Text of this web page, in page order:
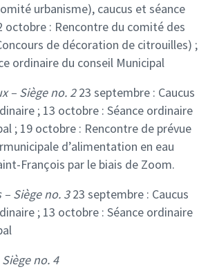
urbanisme), caucus et séance
octobre : Rencontre du comité des
de décoration de citrouilles) ;
ordinaire du conseil Municipal
– Siège no. 223 septembre : Caucus
; 13 octobre : Séance ordinaire
; 19 octobre : Rencontre de prévue
d’alimentation en eau
François par le biais de Zoom.
Siège no. 323 septembre : Caucus
; 13 octobre : Séance ordinaire
no. 4